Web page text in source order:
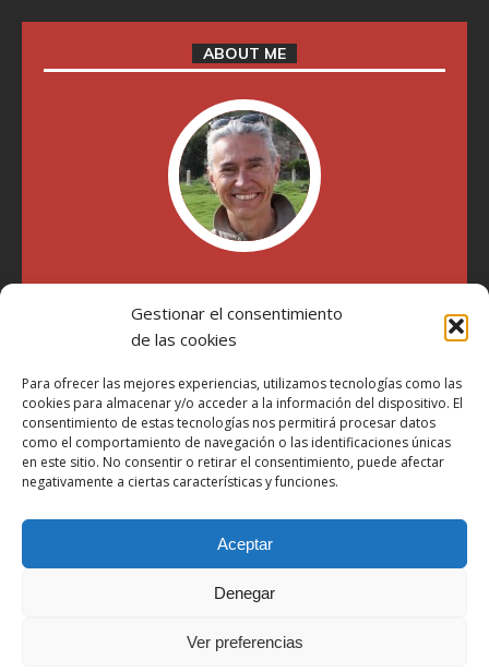
Gestionar el consentimiento
de las cookies
Para ofrecer las mejores experiencias, utilizamos tecnologías como las
cookies para almacenar y/o acceder a la información del dispositivo. El
consentimiento de estas tecnologías nos permitirá procesar datos
como el comportamiento de navegación o las identificaciones únicas
en este sitio. No consentir o retirar el consentimiento, puede afectar
negativamente a ciertas características y funciones.
Aceptar
Denegar
Ver preferencias
ABOUT ME
"Soy Manel Hospido, nací en Valencia en 1969 y desde el
año 2007 he escrito sobre motos en distintos medios.
Millatrece.com es una apuesta por escribir sobre lo que me
participa"
Aviso Legal
Política de Privacidad
Más Información sobre Cookies